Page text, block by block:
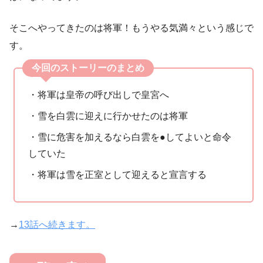
そこへやってきたのは将軍！もうやる気満々という感じで
す。
今回のストーリーのまとめ
・将軍は皇帝の呼び出しで皇宮へ
・雪を白雲に迎えに行かせたのは将軍
・雪に危害を加えるなら白雲を●してよいと命令
していた
・将軍は雪を正室として迎えると宣言する
→ 13話へ続きます。